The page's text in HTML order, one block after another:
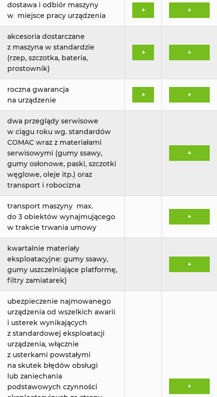
dostawa i odbiór maszyny
w miejsce pracy urządzenia
+ +
akcesoria dostarczane
z maszyna w standardzie
(rzep, szczotka, bateria,
prostownik)
+ +
roczna gwarancja
na urządzenie
+ +
dwa przeglądy serwisowe
w ciągu roku wg. standardów
COMAC wraz z materiałami
serwisowymi (gumy ssawy,
gumy osłonowe, paski, szczotki
węglowe, oleje itp.) oraz
transport i robocizna
+
transport maszyny max.
do 3 obiektów wynajmującego
w trakcie trwania umowy
+
kwartalnie materiały
eksploatacyjne: gumy ssawy,
gumy uszczelniające platformę,
filtry zamiatarek)
+
ubezpieczenie najmowanego
urządzenia od wszelkich awarii
i usterek wynikających
z standardowej eksploatacji
urządzenia, włącznie
z usterkami powstałymi
na skutek błędów obsługi
lub zaniechania
podstawowych czynności
+